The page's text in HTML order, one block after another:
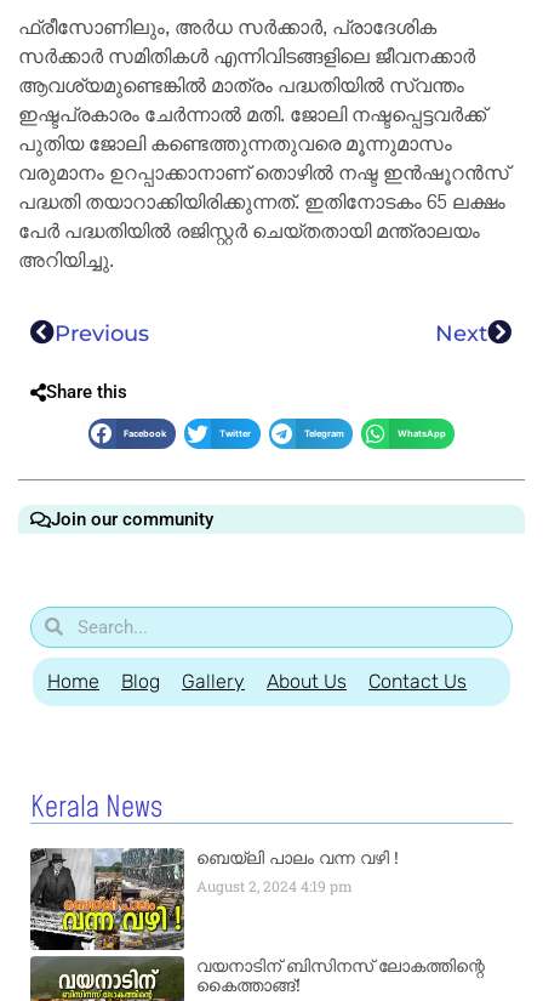
ഫ്രീസോണിലും, അർധ സർക്കാർ, പ്രാദേശിക
സർക്കാർ സമിതികൾ എന്നിവിടങ്ങളിലെ ജീവനക്കാർ
ആവശ്യമുണ്ടെങ്കിൽ മാത്രം പദ്ധതിയിൽ സ്വന്തം
ഇഷ്ടപ്രകാരം ചേർന്നാൽ മതി. ജോലി നഷ്ടപ്പെട്ടവർക്ക്
പുതിയ ജോലി കണ്ടെത്തുന്നതുവരെ മൂന്നുമാസം
വരുമാനം ഉറപ്പാക്കാനാണ് തൊഴിൽ നഷ്ട ഇൻഷൂറൻസ്
പദ്ധതി തയാറാക്കിയിരിക്കുന്നത്. ഇതിനോടകം 65 ലക്ഷം
പേർ പദ്ധതിയിൽ രജിസ്റ്റർ ചെയ്തതായി മന്ത്രാലയം
അറിയിച്ചു.
Previous Next
Share this
Facebook Twitter Telegram WhatsApp
Join our community
Home Blog Gallery About Us Contact Us
Kerala News
ബെയ്‌ലി പാലം വന്ന വഴി !
August 2, 20244:19 pm
വയനാടിന് ബിസിനസ് ലോകത്തിന്റെ
കൈത്താങ്ങ്!